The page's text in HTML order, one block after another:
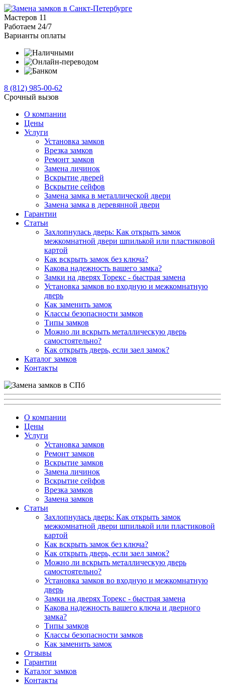
Мастеров 11
Работаем 24/7
Варианты оплаты
8 (812) 985-00-62
Срочный вызов
О компании
Цены
Услуги
Установка замков
Врезка замков
Ремонт замков
Замена личинок
Вскрытие дверей
Вскрытие сейфов
Замена замка в металлической двери
Замена замка в деревянной двери
Гарантии
Статьи
Захлопнулась дверь: Как открыть замок
межкомнатной двери шпилькой или пластиковой
картой
Как вскрыть замок без ключа?
Какова надежность вашего замка?
Замки на дверях Торекс - быстрая замена
Установка замков во входную и межкомнатную
дверь
Как заменить замок
Классы безопасности замков
Типы замков
Можно ли вскрыть металлическую дверь
самостоятельно?
Как открыть дверь, если заел замок?
Каталог замков
Контакты
О компании
Цены
Услуги
Установка замков
Ремонт замков
Вскрытие замков
Замена личинок
Вскрытие сейфов
Врезка замков
Замена замков
Статьи
Захлопнулась дверь: Как открыть замок
межкомнатной двери шпилькой или пластиковой
картой
Как вскрыть замок без ключа?
Как открыть дверь, если заел замок?
Можно ли вскрыть металлическую дверь
самостоятельно?
Установка замков во входную и межкомнатную
дверь
Замки на дверях Торекс - быстрая замена
Какова надежность вашего ключа и дверного
замка?
Типы замков
Классы безопасности замков
Как заменить замок
Отзывы
Гарантии
Каталог замков
Контакты